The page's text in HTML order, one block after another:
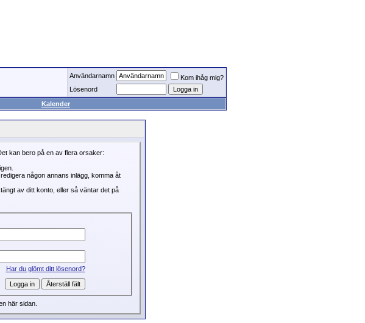
Användarnamn
Kom ihåg mig?
Lösenord
Kalender
kan bero på en av flera orsaker:
någon annans inlägg, komma åt
av ditt konto, eller så väntar det på
Har du glömt ditt lösenord?
här sidan.